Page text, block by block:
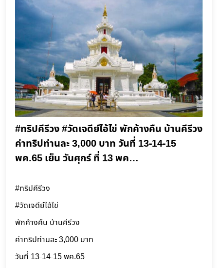
#ทริปคีรีวง #วัดเจดีย์ไอ้ไข่ พักค้างคืน บ้านคีรีวง
ค่าทริปท่านละ 3,000 บาท วันที่ 13-14-15
พค.65 เย็น วันศุกร์ ที่ 13 พค…
#ทริปคีรีวง
#วัดเจดีย์ไอ้ไข่
พักค้างคืน บ้านคีรีวง
ค่าทริปท่านละ 3,000 บาท
วันที่ 13-14-15 พค.65